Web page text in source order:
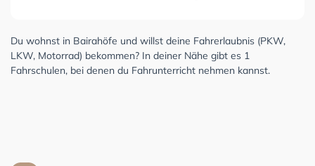
Du wohnst in Bairahöfe und willst deine Fahrerlaubnis (PKW,
LKW, Motorrad) bekommen? In deiner Nähe gibt es 1
Fahrschulen, bei denen du Fahrunterricht nehmen kannst.